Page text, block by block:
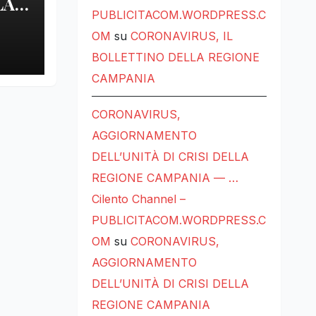
PUBLICITACOM.WORDPRESS.C
OM su CORONAVIRUS, IL
BOLLETTINO DELLA REGIONE
CAMPANIA
CORONAVIRUS,
AGGIORNAMENTO
DELL’UNITÀ DI CRISI DELLA
REGIONE CAMPANIA — …
Cilento Channel –
PUBLICITACOM.WORDPRESS.C
OM su CORONAVIRUS,
AGGIORNAMENTO
DELL’UNITÀ DI CRISI DELLA
REGIONE CAMPANIA